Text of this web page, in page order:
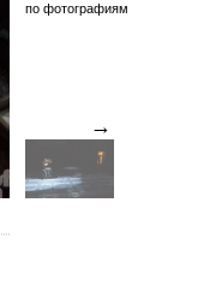
→
по фотографиям